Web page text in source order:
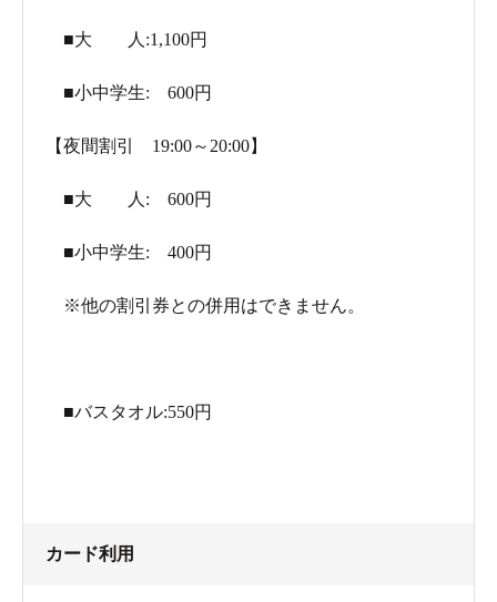
■大 人:1,100円
■小中学生: 600円
【夜間割引 19:00～20:00】
■大 人: 600円
■小中学生: 400円
※他の割引券との併用はできません。
■バスタオル:550円
カード利用